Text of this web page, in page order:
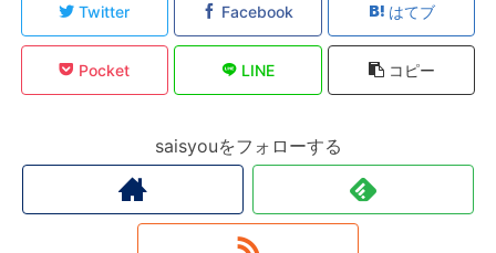
Twitter Facebook はてブ
Pocket LINE コピー
saisyouをフォローする